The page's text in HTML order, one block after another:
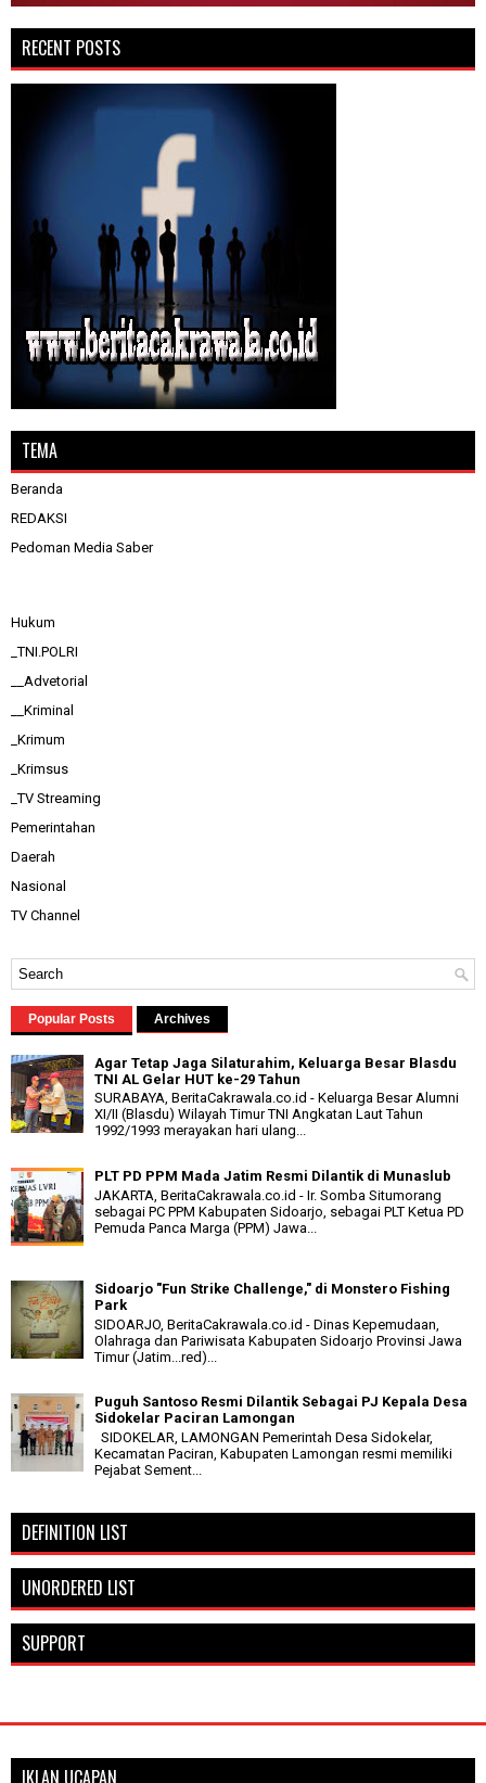
RECENT POSTS
TEMA
Beranda
REDAKSI
Pedoman Media Saber
Hukum
_TNI.POLRI
__Advetorial
__Kriminal
_Krimum
_Krimsus
_TV Streaming
Pemerintahan
Daerah
Nasional
TV Channel
Popular Posts Archives
Agar Tetap Jaga Silaturahim, Keluarga Besar Blasdu
TNI AL Gelar HUT ke-29 Tahun
SURABAYA, BeritaCakrawala.co.id - Keluarga Besar Alumni
XI/II (Blasdu) Wilayah Timur TNI Angkatan Laut Tahun
1992/1993 merayakan hari ulang...
PLT PD PPM Mada Jatim Resmi Dilantik di Munaslub
JAKARTA, BeritaCakrawala.co.id - Ir. Somba Situmorang
sebagai PC PPM Kabupaten Sidoarjo, sebagai PLT Ketua PD
Pemuda Panca Marga (PPM) Jawa...
Sidoarjo "Fun Strike Challenge," di Monstero Fishing
Park
SIDOARJO, BeritaCakrawala.co.id - Dinas Kepemudaan,
Olahraga dan Pariwisata Kabupaten Sidoarjo Provinsi Jawa
Timur (Jatim...red)...
Puguh Santoso Resmi Dilantik Sebagai PJ Kepala Desa
Sidokelar Paciran Lamongan
SIDOKELAR, LAMONGAN Pemerintah Desa Sidokelar,
Kecamatan Paciran, Kabupaten Lamongan resmi memiliki
Pejabat Sement...
DEFINITION LIST
UNORDERED LIST
SUPPORT